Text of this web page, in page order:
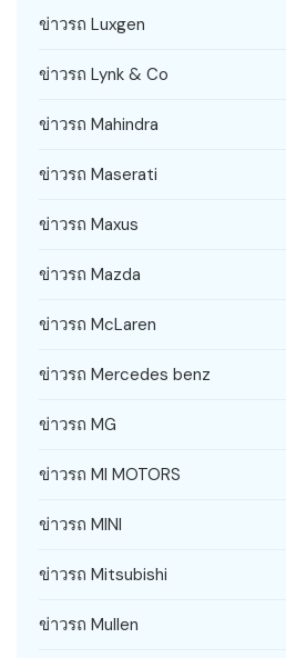
ข่าวรถ Luxgen
ข่าวรถ Lynk & Co
ข่าวรถ Mahindra
ข่าวรถ Maserati
ข่าวรถ Maxus
ข่าวรถ Mazda
ข่าวรถ McLaren
ข่าวรถ Mercedes benz
ข่าวรถ MG
ข่าวรถ MI MOTORS
ข่าวรถ MINI
ข่าวรถ Mitsubishi
ข่าวรถ Mullen